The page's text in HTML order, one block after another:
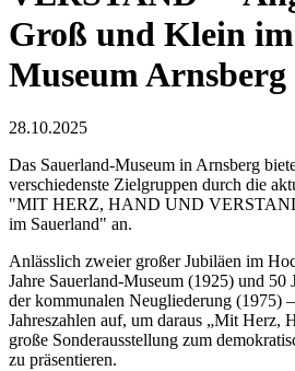
Groß und Klein
Museum Arnsberg
28.10.2025
Das Sauerland-Museum in Arnsberg
verschiedenste Zielgruppen durch die
"MIT HERZ, HAND UND
im Sauerland" an.
Anlässlich zweier großer Jubiläen im
Jahre Sauerland-Museum (1925) und 50
der kommunalen Neugliederung (1975)
Jahreszahlen auf, um daraus „Mit Herz,
große Sonderausstellung zum
zu präsentieren.